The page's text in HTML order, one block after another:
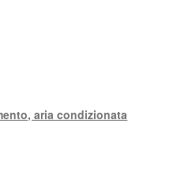
aria condizionata